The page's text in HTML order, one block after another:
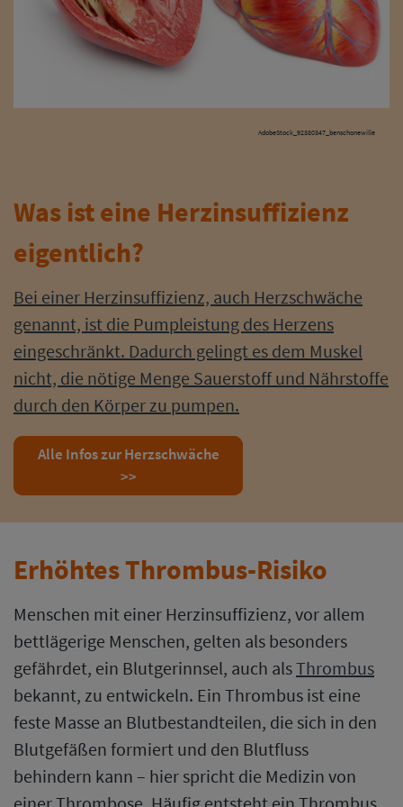
AdobeStock_92380347_benschonewille
Was ist eine Herzinsuffizienz
eigentlich?
Bei einer Herzinsuffizienz, auch Herzschwäche
genannt, ist die Pumpleistung des Herzens
eingeschränkt. Dadurch gelingt es dem Muskel
nicht, die nötige Menge Sauerstoff und Nährstoffe
durch den Körper zu pumpen.
Alle Infos zur Herzschwäche
>>
Erhöhtes Thrombus-Risiko
Menschen mit einer Herzinsuffizienz, vor allem
bettlägerige Menschen, gelten als besonders
gefährdet, ein Blutgerinnsel, auch alsThrombus
bekannt, zu entwickeln. Ein Thrombus ist eine
feste Masse an Blutbestandteilen, die sich in den
Blutgefäßen formiert und den Blutfluss
behindern kann – hier spricht die Medizin von